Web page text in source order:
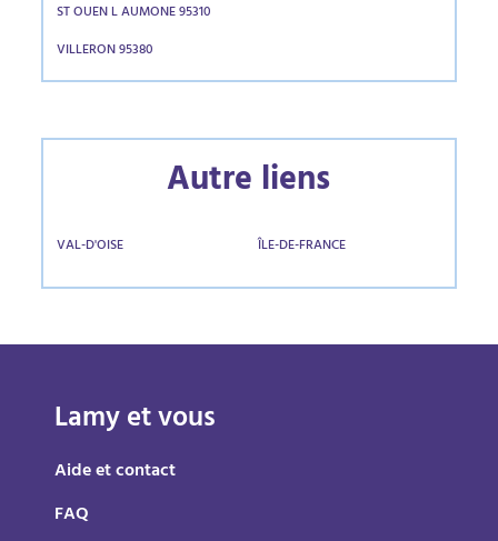
ST OUEN L AUMONE 95310
VILLERON 95380
Autre liens
VAL-D'OISE ÎLE-DE-FRANCE
Lamy et vous
Aide et contact
FAQ